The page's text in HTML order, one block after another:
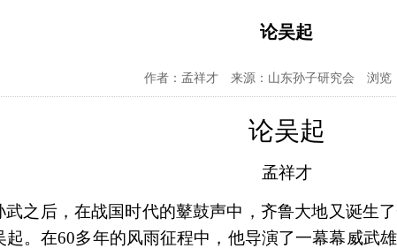
论吴起
作者：孟祥才 来源：山东孙子研究会 浏览
论吴起
孟祥才
武之后，在战国时代的鼙鼓声中，齐鲁大地又诞生
起。在60多年的风雨征程中，他导演了一幕幕威武